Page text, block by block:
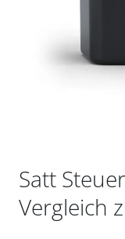
Satt
Vergleich